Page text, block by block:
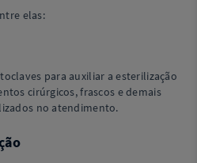
elas:
para auxiliar a esterilização
cirúrgicos, frascos e demais
no atendimento.